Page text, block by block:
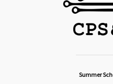
Summer